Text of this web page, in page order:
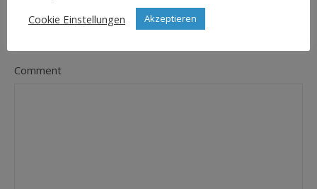
Comment
Cookie Einstellungen
Akzeptieren